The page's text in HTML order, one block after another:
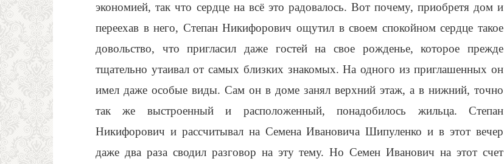
экономией, так что сердце на всё это радовалось. Вот почему, приобретя дом и
переехав в него, Степан Никифорович ощутил в своем спокойном сердце такое
довольство, что пригласил даже гостей на свое рожденье, которое прежде
тщательно утаивал от самых близких знакомых. На одного из приглашенных он
имел даже особые виды. Сам он в доме занял верхний этаж, а в нижний, точно
так же выстроенный и расположенный, понадобилось жильца. Степан
Никифорович и рассчитывал на Семена Ивановича Шипуленко и в этот вечер
даже два раза сводил разговор на эту тему. Но Семен Иванович на этот счет